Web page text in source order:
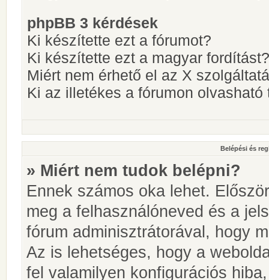
phpBB 3 kérdések
Ki készítette ezt a fórumot?
Ki készítette ezt a magyar fordítást?
Miért nem érhető el az X
Ki az illetékes a fórumon
Belépési és
» Miért nem tudok belépni?
Ennek számos oka lehet.
meg a felhasználóneved és a
fórum adminisztrátorával, hogy
Az is lehetséges, hogy a
fel valamilyen konfigurációs